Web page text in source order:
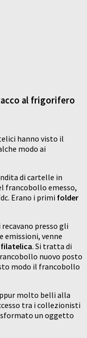
al frigorifero
hanno visto il
modo ai
di cartelle in
francobollo emesso,
Erano i primi folder
recavano presso gli
emissioni, venne
filatelica. Si tratta di
nuovo posto
modo il francobollo
molto belli alla
tra i collezionisti
un oggetto